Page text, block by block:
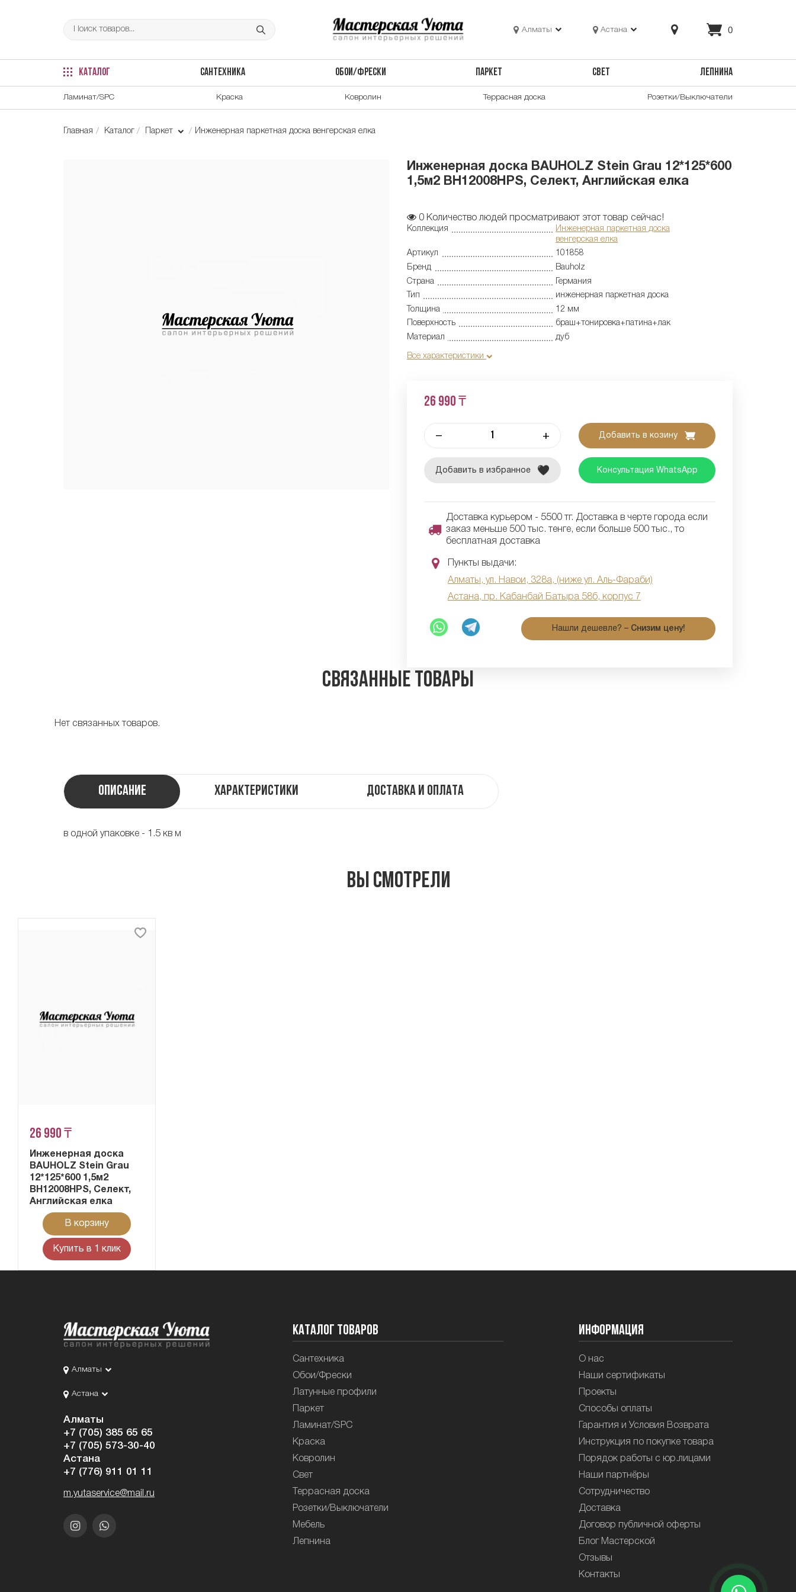
Алматы Астана 0
КАТАЛОГ САНТЕХНИКА ОБОИ/ФРЕСКИ ПАРКЕТ СВЕТ ЛЕПНИНА
Ламинат/SPC Краска Ковролин Террасная доска Розетки/Выключатели
Главная Каталог Паркет Инженерная паркетная доска венгерская елка
Инженерная доска BAUHOLZ Stein Grau 12*125*600
1,5м2 BH12008HPS, Селект, Английская елка
0 Количество людей просматривают этот товар сейчас!
Коллекция
Инженерная паркетная доска
венгерская елка
Артикул
101858
Бренд
Bauholz
Страна
Германия
Тип
инженерная паркетная доска
Толщина
12 мм
Поверхность
браш+тонировка+патина+лак
Материал
дуб
Все характеристики
26 990 ₸
– + Добавить в козину
Добавить в избранное Консультация WhatsApp
Доставка курьером - 5500 тг. Доставка в черте города если
заказ меньше 500 тыс. тенге, если больше 500 тыс., то
бесплатная доставка
Пункты выдачи:
Алматы, ул. Навои, 328а, (ниже ул. Аль-Фараби)
Астана, пр. Кабанбай Батыра 58б, корпус 7
Нашли дешевле? – Снизим цену!
Связанные товары
Нет связанных товаров.
Описание Характеристики Доставка и оплата
в одной упаковке - 1.5 кв м
Вы смотрели
26 990 ₸
Инженерная доска
BAUHOLZ Stein Grau
12*125*600 1,5м2
BH12008HPS, Селект,
Английская елка
В корзину
Купить в 1 клик
Алматы
Астана
Алматы
+7 (705) 385 65 65
+7 (705) 573-30-40
Астана
+7 (776) 911 01 11
m.yutaservice@mail.ru
Каталог товаров
Сантехника
Обои/Фрески
Латунные профили
Паркет
Ламинат/SPC
Краска
Ковролин
Свет
Террасная доска
Розетки/Выключатели
Мебель
Лепнина
Информация
О нас
Наши сертификаты
Проекты
Способы оплаты
Гарантия и Условия Возврата
Инструкция по покупке товара
Порядок работы с юр.лицами
Наши партнёры
Сотрудничество
Доставка
Договор публичной оферты
Блог Мастерской
Отзывы
Контакты